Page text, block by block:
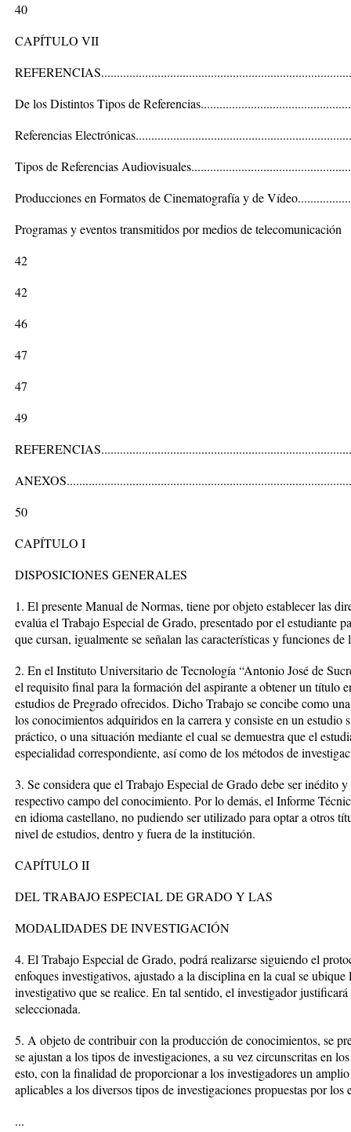
40
CAPÍTULO VII
De los Distintos Tipos de
Referencias
Tipos de Referencias
Producciones en Formatos de Cinematografía y de
Programas y eventos transmitidos por medios de telecomunicación
42
42
46
47
47
49
50
CAPÍTULO I
DISPOSICIONES GENERALES
1. El presente Manual de Normas, tiene por objeto establecer las
evalúa el Trabajo Especial de Grado, presentado por el estudiante
que cursan, igualmente se señalan las características y funciones de
2. En el Instituto Universitario de Tecnología “Antonio José de
el requisito final para la formación del aspirante a obtener un título
estudios de Pregrado ofrecidos. Dicho Trabajo se concibe como
los conocimientos adquiridos en la carrera y consiste en un estudio
práctico, o una situación mediante el cual se demuestra que el
especialidad correspondiente, así como de los métodos de
3. Se considera que el Trabajo Especial de Grado debe ser inédito
respectivo campo del conocimiento. Por lo demás, el Informe
en idioma castellano, no pudiendo ser utilizado para optar a otros
nivel de estudios, dentro y fuera de la institución.
CAPÍTULO II
DEL TRABAJO ESPECIAL DE GRADO Y LAS
MODALIDADES DE INVESTIGACIÓN
4. El Trabajo Especial de Grado, podrá realizarse siguiendo el
enfoques investigativos, ajustado a la disciplina en la cual se
investigativo que se realice. En tal sentido, el investigador
seleccionada.
5. A objeto de contribuir con la producción de conocimientos, se
se ajustan a los tipos de investigaciones, a su vez circunscritas en
esto, con la finalidad de proporcionar a los investigadores un
aplicables a los diversos tipos de investigaciones propuestas por los
...